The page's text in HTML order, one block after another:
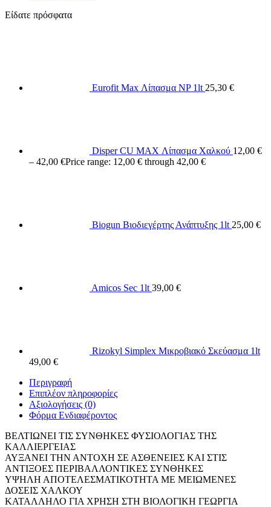
Είδατε πρόσφατα
Eurofit Max Λίπασμα NP 1lt 25,30 €
Disper CU MAX Λίπασμα Χαλκού 12,00 €
– 42,00 €Price range: 12,00 € through 42,00 €
Biogun Βιοδιεγέρτης Ανάπτυξης 1lt 25,00 €
Amicos Sec 1lt 39,00 €
Rizokyl Simplex Μικροβιακό Σκεύασμα 1lt
49,00 €
Περιγραφή
Επιπλέον πληροφορίες
Αξιολογήσεις (0)
Φόρμα Ενδιαφέροντος
ΒΕΛΤΙΩΝΕΙ ΤΙΣ ΣΥΝΘΗΚΕΣ ΦΥΣΙΟΛΟΓΙΑΣ ΤΗΣ
ΚΑΛΛΙΕΡΓΕΙΑΣ
ΑΥΞΑΝΕΙ ΤΗΝ ΑΝΤΟΧΗ ΣΕ ΑΣΘΕΝΕΙΕΣ ΚΑΙ ΣΤΙΣ
ΑΝΤΙΞΟΕΣ ΠΕΡΙΒΑΛΛΟΝΤΙΚΕΣ ΣΥΝΘΗΚΕΣ
ΥΨΗΛΗ ΑΠΟΤΕΛΕΣΜΑΤΙΚΟΤΗΤΑ ΜΕ ΜΕΙΩΜΕΝΕΣ
ΔΟΣΕΙΣ ΧΑΛΚΟΥ
KATAΛΛΗΛΟ ΓΙΑ ΧΡΗΣΗ ΣΤΗ ΒΙΟΛΟΓΙΚΗ ΓΕΩΡΓΙΑ